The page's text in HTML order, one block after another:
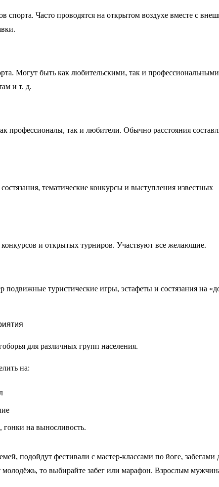
Часто проводятся на открытом воздухе вместе с
Могут быть как любительскими, так и
и т. д.
профессионалы, так и любители. Обычно расстояния
тематические конкурсы и выступления известных
и открытых турниров. Участвуют все желающие.
туристические игры, эстафеты и состязания на
для различных групп населения.
на:
гонки на выносливость.
подойдут фестивали с мастер-классами по йоге, забегами
молодёжь, то выбирайте забег или марафон. Взрослым